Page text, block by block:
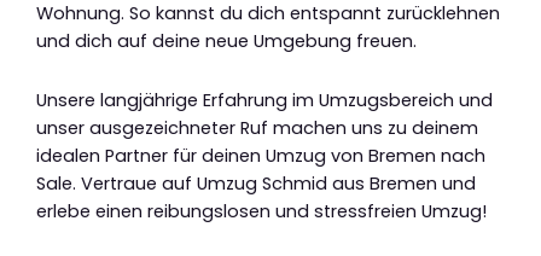
Wohnung. So kannst du dich entspannt zurücklehnen
und dich auf deine neue Umgebung freuen.
Unsere langjährige Erfahrung im Umzugsbereich und
unser ausgezeichneter Ruf machen uns zu deinem
idealen Partner für deinen Umzug von Bremen nach
Sale. Vertraue auf Umzug Schmid aus Bremen und
erlebe einen reibungslosen und stressfreien Umzug!